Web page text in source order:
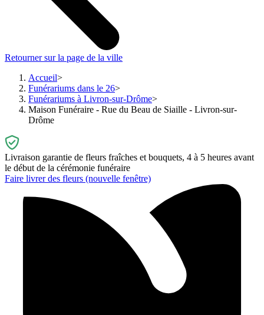
Retourner sur la page de la ville
Accueil
Funérariums dans le 26
Funérariums à Livron-sur-Drôme
Maison Funéraire - Rue du Beau de Siaille - Livron-sur-
Drôme
Livraison garantie de fleurs fraîches et bouquets, 4 à 5 heures avant
le début de la cérémonie funéraire
Faire livrer des fleurs (nouvelle fenêtre)